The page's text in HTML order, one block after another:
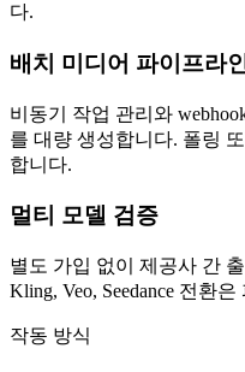
다.
배치 미디어 파이프라
비동기 작업 관리와
를 대량 생성합니다. 폴링
합니다.
멀티 모델 검증
별도 가입 없이 제공사 간
Kling, Veo, Seedance 전환
작동 방식